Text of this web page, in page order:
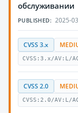
обслуживании
PUBLISHED: 2025-
CVSS 3.x
CVSS:3.x/AV:L/
CVSS 2.0
CVSS:2.0/AV:L/